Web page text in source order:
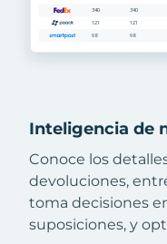
Inteligencia de
Conoce los
devoluciones,
toma decisiones
suposiciones, y